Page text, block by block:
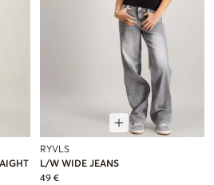
RYVLS
L/W WIDE JEANS
49 €